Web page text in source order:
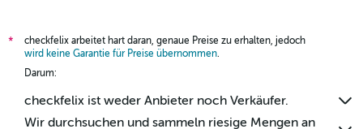
*
checkfelix arbeitet hart daran, genaue Preise zu erhalten, jedoch
wird keine Garantie für Preise übernommen.
Darum:
checkfelix ist weder Anbieter noch Verkäufer.
Wir durchsuchen und sammeln riesige Mengen an